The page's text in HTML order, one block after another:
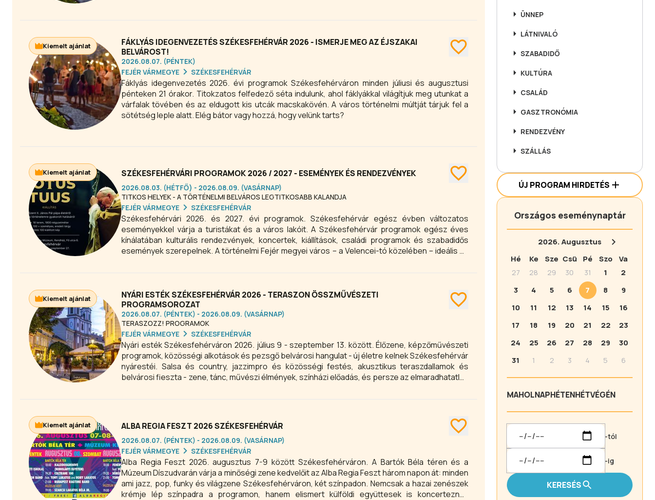
FÁKLYÁS IDEGENVEZETÉS SZÉKESFEHÉRVÁR 2026 - ISMERJE MEG AZ ÉJSZAKAI
BELVÁROST!
2026.08.07. (PÉNTEK)
FEJÉR VÁRMEGYE
SZÉKESFEHÉRVÁR
Fáklyás idegenvezetés 2026. évi programok Székesfehérváron minden júliusi és augusztusi
pénteken 21 órakor. Titokzatos felfedező séta indulunk, ahol fáklyákkal világítjuk meg utunkat a
várfalak tövében és az eldugott kis utcák macskakövén. A város történelmi múltját tárjuk fel a
sötétség leple alatt. Elég bátor vagy hozzá, hogy velünk tarts?
Kiemelt ajánlat
SZÉKESFEHÉRVÁRI PROGRAMOK 2026 / 2027 - ESEMÉNYEK ÉS RENDEZVÉNYEK
2026.08.03. (HÉTFŐ) - 2026.08.09. (VASÁRNAP)
TITKOS HELYEK - A TÖRTÉNELMI BELVÁROS LEGTITKOSABB KALANDJA
FEJÉR VÁRMEGYE
SZÉKESFEHÉRVÁR
Székesfehérvári 2026. és 2027. évi programok. Székesfehérvár egész évben változatos
eseményekkel várja a turistákat és a város lakóit. A Székesfehérvár programok egész éves
kínálatában kulturális rendezvények, koncertek, kiállítások, családi programok és szabadidős
események szerepelnek. A történelmi Fejér megyei város – a Velencei-tó közelében – ideális úti
Kiemelt ajánlat
NYÁRI ESTÉK SZÉKESFEHÉRVÁR 2026 - TERASZON ÖSSZMŰVÉSZETI
PROGRAMSOROZAT
2026.08.07. (PÉNTEK) - 2026.08.09. (VASÁRNAP)
TERASZOZZ! PROGRAMOK
FEJÉR VÁRMEGYE
SZÉKESFEHÉRVÁR
Nyári esték Székesfehérváron 2026. július 9 - szeptember 13. között. Élőzene, képzőművészeti
programok, közösségi alkotások és pezsgő belvárosi hangulat - új életre kelnek Székesfehérvár
nyárestéi. Salsa és country, jazzimpro és közösségi festés, akusztikus teraszdallamok és
belvárosi fieszta - zene, tánc, művészi élmények, színházi előadás, és persze az elmaradhatatlan
Kiemelt ajánlat
ALBA REGIA FESZT 2026 SZÉKESFEHÉRVÁR
2026.08.07. (PÉNTEK) - 2026.08.09. (VASÁRNAP)
FEJÉR VÁRMEGYE
SZÉKESFEHÉRVÁR
Alba Regia Feszt 2026. augusztus 7-9 között Székesfehérváron. A Bartók Béla téren és a
Múzeum Díszudvarán várja a minőségi zene kedvelőit az Alba Regia Feszt három napon át: minden
ami jazz, pop, funky és világzene Székesfehérváron, két színpadon. Nemcsak a hazai zenészek
krémje lép színpadra a programon, hanem elismert külföldi együttesek is koncerteznek
Kiemelt ajánlat
ÜNNEP
LÁTNIVALÓ
SZABADIDŐ
KULTÚRA
CSALÁD
GASZTRONÓMIA
RENDEZVÉNY
SZÁLLÁS
ÚJ PROGRAM HIRDETÉS
Országos eseménynaptár
2026.Augusztus
Hé
Ke Sze Csü Pé Szo
Va
27
28 29 30 31 1
2
3
4 5 6 7 8
9
10
11 12 13 14 15
16
17
18 19 20 21 22
23
24
25 26 27 28 29
30
31
1 2 3 4 5 6
MAHOLNAPHÉTENHÉTVÉGÉN
-tól
-ig
KERESÉS